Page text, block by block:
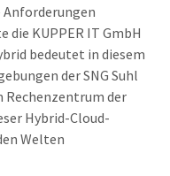
Anforderungen
KUPPER IT GmbH
bedeutet in diesem
der SNG Suhl
Rechenzentrum der
Hybrid-Cloud-
Welten